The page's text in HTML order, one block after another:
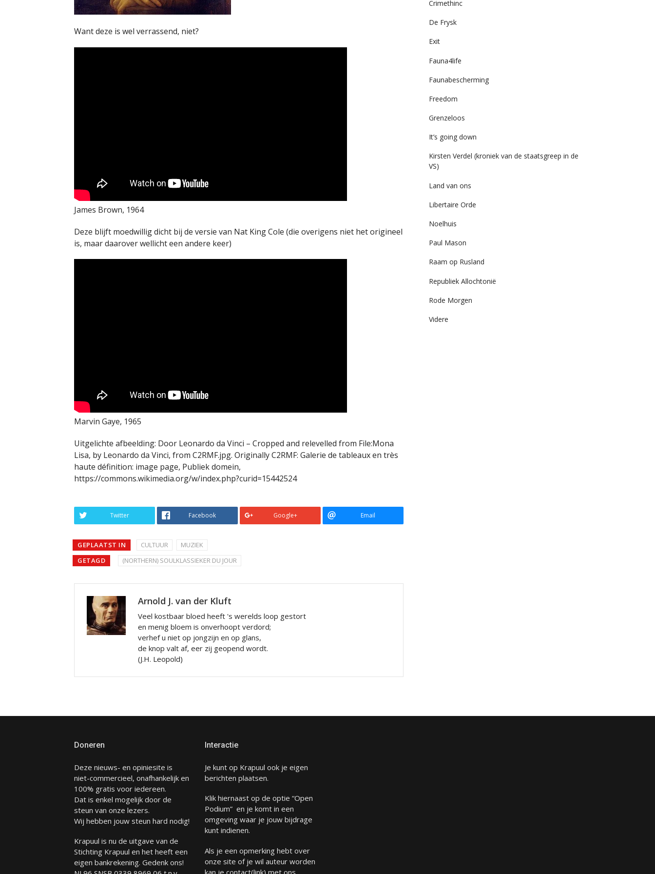
Want deze is wel verrassend, niet?
James Brown, 1964
Deze blijft moedwillig dicht bij de versie van Nat King Cole (die overigens niet het origineel
is, maar daarover wellicht een andere keer)
Marvin Gaye, 1965
Uitgelichte afbeelding: Door Leonardo da Vinci – Cropped and relevelled from File:Mona
Lisa, by Leonardo da Vinci, from C2RMF.jpg. Originally C2RMF: Galerie de tableaux en très
haute définition: image page, Publiek domein,
https://commons.wikimedia.org/w/index.php?curid=15442524
Twitter Facebook Google+ Email
GEPLAATST IN CULTUUR
MUZIEK
GETAGD
(NORTHERN) SOULKLASSIEKER DU JOUR
Arnold J. van der Kluft
Veel kostbaar bloed heeft 's werelds loop gestort
en menig bloem is onverhoopt verdord;
verhef u niet op jongzijn en op glans,
de knop valt af, eer zij geopend wordt.
(J.H. Leopold)
Crimethinc
De Frysk
Exit
Fauna4life
Faunabescherming
Freedom
Grenzeloos
It’s going down
Kirsten Verdel (kroniek van de staatsgreep in de
VS)
Land van ons
Libertaire Orde
Noelhuis
Paul Mason
Raam op Rusland
Republiek Allochtonië
Rode Morgen
Videre
Doneren
Deze nieuws- en opiniesite is
niet-commercieel, onafhankelijk en
100% gratis voor iedereen.
Dat is enkel mogelijk door de
steun van onze lezers.
Wij hebben jouw steun hard nodig!
Krapuul is nu de uitgave van de
Stichting Krapuul en het heeft een
eigen bankrekening. Gedenk ons!
Interactie
Je kunt op Krapuul ook je eigen
berichten plaatsen.
Klik hiernaast op de optie “Open
Podium” en je komt in een
omgeving waar je jouw bijdrage
kunt indienen.
Als je een opmerking hebt over
onze site of je wil auteur worden
kan je contact(link) met ons